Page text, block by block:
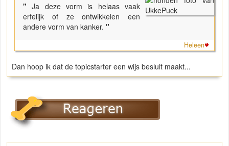
"Ja deze vorm is helaas vaak
erfelijk of ze ontwikkelen een
andere vorm van kanker. "
Heleen
Dan hoop ik dat de topicstarter een wijs besluit maakt...